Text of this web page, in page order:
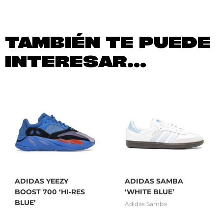
TAMBIÉN TE PUEDE
INTERESAR...
ADIDAS YEEZY
BOOST 700 ‘HI-RES
BLUE’
ADIDAS SAMBA
‘WHITE BLUE’
Adidas Samba